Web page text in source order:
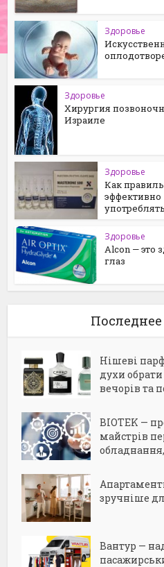
Здоровье
Здоровье
Хирургия
Израиле
Здоровье
Как
эффективно
Здоровье
Alcon — это
глаз
Последнее
Нішеві
духи
вечорів та
BIOTEK —
майстрів
зручніше
Вантур —